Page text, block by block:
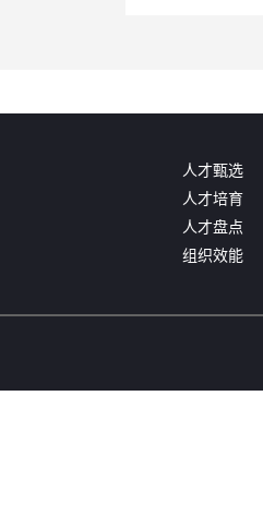
人才甄选
人才培育
人才盘点
组织效能